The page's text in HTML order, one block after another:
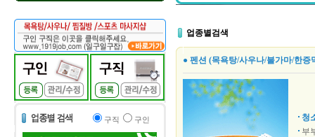
구직 구인
업종별검색
● 펜션 (목욕탕/사우나/불가마/한증
청
부